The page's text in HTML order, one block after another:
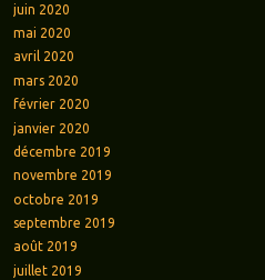
juin 2020
mai 2020
avril 2020
mars 2020
février 2020
janvier 2020
décembre 2019
novembre 2019
octobre 2019
septembre 2019
août 2019
juillet 2019